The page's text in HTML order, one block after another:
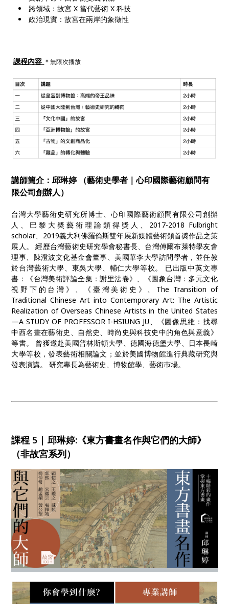
跨領域：故宮 X 當代藝術 X 科技
政治現實：故宮在兩岸的象徵性
課程內容 ＊無限次播放
講師簡介：邱琳婷 （藝術史學者｜心印國際藝術顧問有
限公司創辦人）
台灣大學藝術史研究所博士、心印國際藝術顧問有限公司創辦
人、巴黎大奬藝術理論類得獎人、2017-2018 Fulbright
scholar、2019義大利佛羅倫斯雙年展新媒體藝術類首奬作品之策
展人。 經歷台灣藝術史研究學會秘書長、台灣傅爾布萊特學友會
理事、陳澄波文化基金會董事、美國華李大學訪問學者，並任教
於台灣藝術大學、東吳大學、輔仁大學等校。 已出版中英文專
書：《台灣美術評論全集：謝里法卷》、《圖象台灣：多元文化
視野下的台灣》、《臺灣美術史》、The Transition of
Traditional Chinese Art into Contemporary Art: The Artistic
Realization of Overseas Chinese Artists in the United States
—A STUDY OF PROFESSOR I-HSIUNG JU、《圖像思維：找尋
中西名畫在藝術史、自然史、時尚史與科技史中的角色與意義》
等書。 曾獲邀赴美國普林斯頓大學、德國海德堡大學、日本長崎
大學等校，發表藝術相關論文；並於美國博物館進行典藏研究與
發表演講。 研究專長為藝術史、博物館學、藝術巿場。
課程 5 | 邱琳婷:《東方書畫名作與它們的大師》
（非故宮系列）